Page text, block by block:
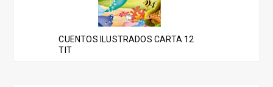
CUENTOS ILUSTRADOS CARTA 12
TIT